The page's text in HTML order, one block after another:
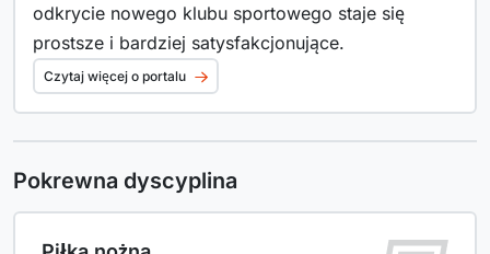
odkrycie nowego klubu sportowego staje się
prostsze i bardziej satysfakcjonujące.
Czytaj więcej o portalu
Pokrewna dyscyplina